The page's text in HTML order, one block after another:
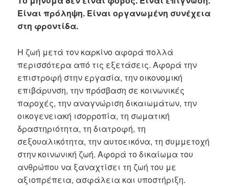
Είναι πρόληψη. Είναι οργανωμένη συνέχεια
στη φροντίδα.
Η ζωή μετά τον καρκίνο αφορά πολλά
περισσότερα από τις εξετάσεις. Αφορά την
επιστροφή στην εργασία, την οικονομική
επιβάρυνση, την πρόσβαση σε κοινωνικές
παροχές, την αναγνώριση δικαιωμάτων, την
οικογενειακή ισορροπία, τη σωματική
δραστηριότητα, τη διατροφή, τη
σεξουαλικότητα, την αυτοεικόνα, τη συμμετοχή
στην κοινωνική ζωή. Αφορά το δικαίωμα του
ανθρώπου να ξαναχτίσει τη ζωή του με
αξιοπρέπεια, ασφάλεια και υποστήριξη.